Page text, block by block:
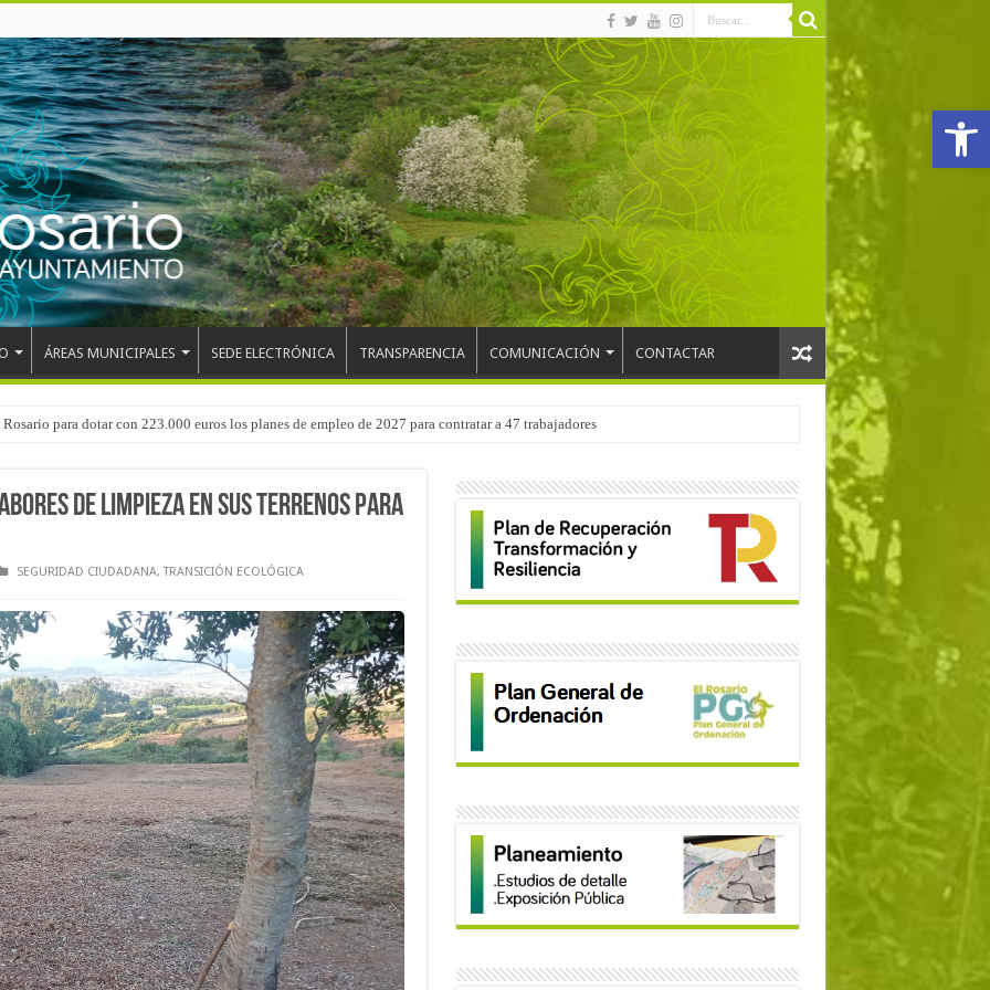
Abrir
ÁREAS MUNICIPALES SEDE ELECTRÓNICA TRANSPARENCIA COMUNICACIÓN CONTACTAR
CEIP San Isidro con las demoliciones para la instalación del ascensor
de limpieza en sus terrenos para
SEGURIDAD CIUDADANA,TRANSICIÓN ECOLÓGICA